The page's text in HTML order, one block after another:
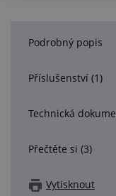
Podrobný popis
Příslušenství (1)
Technická
Přečtěte si (3)
Vytisknout